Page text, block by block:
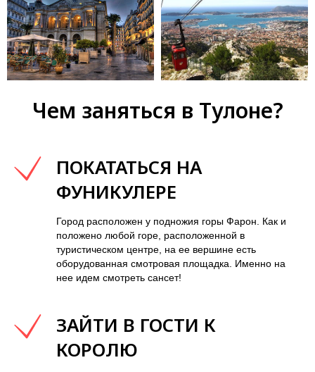
Чем заняться в Тулоне?
ПОКАТАТЬСЯ НА
ФУНИКУЛЕРЕ
Город расположен у подножия горы Фарон. Как и
положено любой горе, расположенной в
туристическом центре, на ее вершине есть
оборудованная смотровая площадка. Именно на
нее идем смотреть сансет!
ЗАЙТИ В ГОСТИ К
КОРОЛЮ